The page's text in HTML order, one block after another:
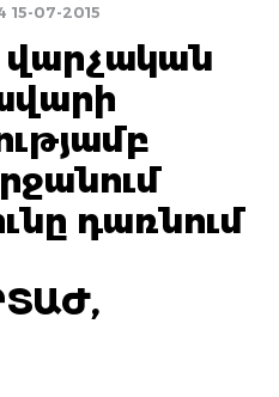
15-07-2015
դառնում